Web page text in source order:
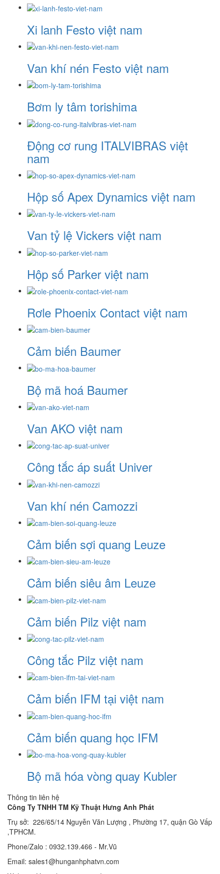
Xi lanh Festo việt nam
Van khí nén Festo việt nam
Bơm ly tâm torishima
Động cơ rung ITALVIBRAS việt
nam
Hộp số Apex Dynamics việt nam
Van tỷ lệ Vickers việt nam
Hộp số Parker việt nam
Rơle Phoenix Contact việt nam
Cảm biến Baumer
Bộ mã hoá Baumer
Van AKO việt nam
Công tắc áp suất Univer
Van khí nén Camozzi
Cảm biến sợi quang Leuze
Cảm biến siêu âm Leuze
Cảm biến Pilz việt nam
Công tắc Pilz việt nam
Cảm biến IFM tại việt nam
Cảm biến quang học IFM
Bộ mã hóa vòng quay Kubler
Thông tin liên hệ
Công Ty TNHH TM Kỹ Thuật Hưng Anh Phát
Trụ sở: 226/65/14 Nguyễn Văn Lượng , Phường 17, quận Gò Vấp
,TPHCM.
Phone/Zalo : 0932.139.466 - Mr.Vũ
Email: sales1@hunganhphatvn.com